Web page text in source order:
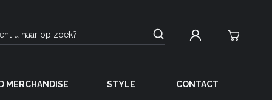
MERCHANDISE STYLE CONTACT